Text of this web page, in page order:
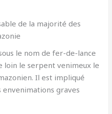
de la majorité des
le nom de fer-de-lance
loin le serpent venimeux le
Il est impliqué
graves